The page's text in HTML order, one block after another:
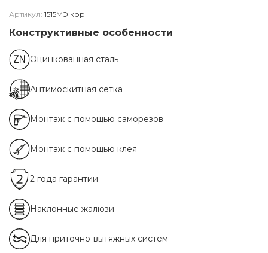
Артикул: 1515МЭ кор
Конструктивные особенности
Оцинкованная сталь
Антимоскитная сетка
Монтаж с помощью саморезов
Монтаж с помощью клея
2 года гарантии
Наклонные жалюзи
Для приточно-вытяжных систем